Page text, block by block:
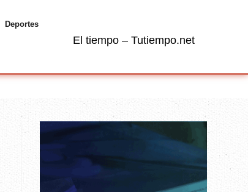
Deportes
El tiempo – Tutiempo.net